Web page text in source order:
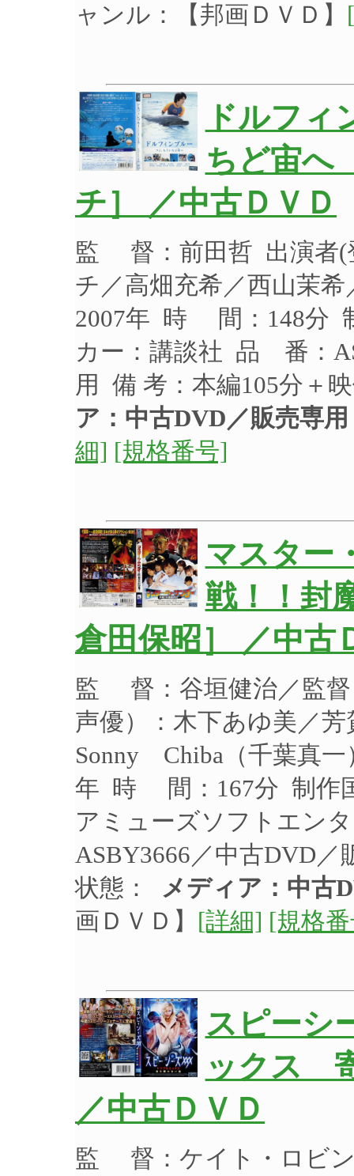
ャンル：【邦画ＤＶＤ】
ドルフ
ちど宙へ
チ］ ／中古ＤＶＤ
監 督：前田哲 出演者(
チ／高畑充希／西山茉
2007年 時 間：148分
カー：講談社 品 番：
用 備 考：本編105分＋
ア：中古DVD／販売専用
細] [規格番号]
マスター
戦！！封
倉田保昭］ ／中古
監 督：谷垣健治／監督
声優）：木下あゆ美／
Sonny Chiba（千葉真
年 時 間：167分 制作
アミューズソフトエン
ASBY3666／中古DVD
状態：
メディア：中古
画ＤＶＤ】 [詳細] [規格
スピー
ックス
／中古ＤＶＤ
監 督：ケイト・ロビ